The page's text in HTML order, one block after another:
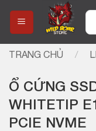
content
Tìm
TRANG CHỦ /
Ổ CỨNG
WHITETIP
PCIE NVME